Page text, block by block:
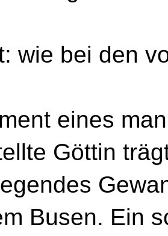
wie bei den
eines
Göttin
Busen. Ein